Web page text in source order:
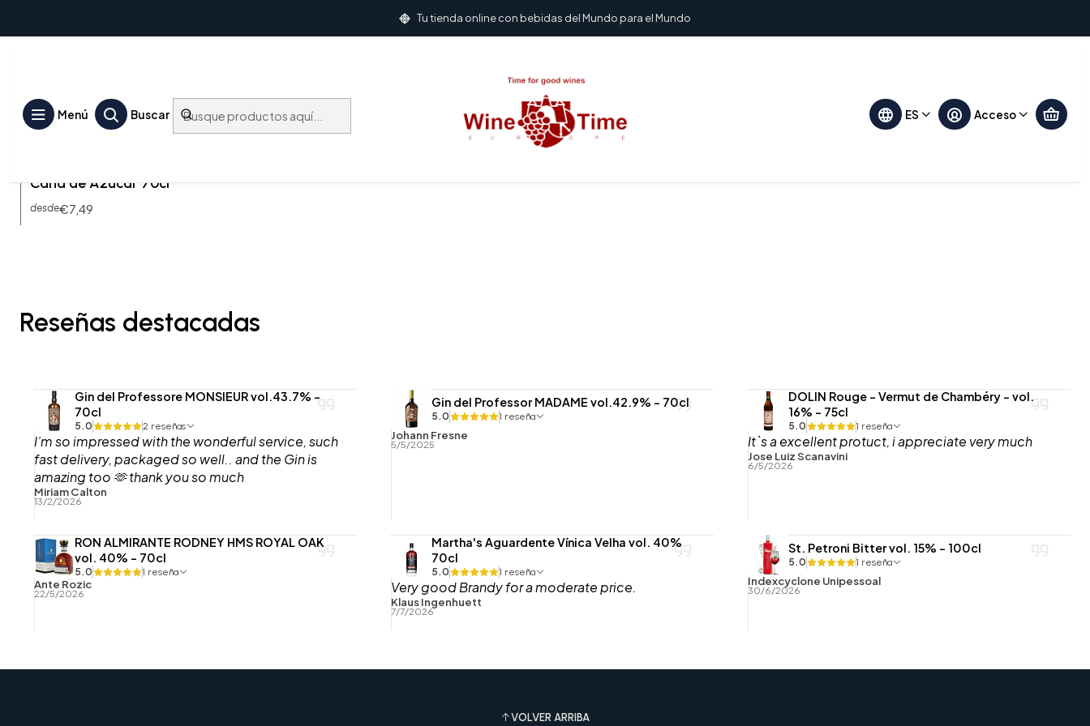
Menú Buscar ES Acceso
Tu tienda online con bebidas del Mundo para el Mundo
Inicio Jarabes
Caña de Azúcar 70cl
desde€7,49
Reseñas destacadas
Gin del Professore MONSIEUR vol.43.7% -
70cl
5.0 2 reseñas
I’m so impressed with the wonderful service, such
fast delivery, packaged so well.. and the Gin is
amazing too 🫶 thank you so much
Miriam Calton
13/2/2026
Gin del Professor MADAME vol.42.9% - 70cl
5.0 1 reseña
Johann Fresne
5/5/2025
DOLIN Rouge - Vermut de Chambéry - vol.
16% - 75cl
5.0 1 reseña
It`s a excellent protuct, i appreciate very much
Jose Luiz Scanavini
6/5/2026
RON ALMIRANTE RODNEY HMS ROYAL OAK
vol. 40% - 70cl
5.0 1 reseña
Ante Rozic
22/5/2026
Martha's Aguardente Vínica Velha vol. 40%
70cl
5.0 1 reseña
Very good Brandy for a moderate price.
Klaus Ingenhuett
7/7/2026
St. Petroni Bitter vol. 15% - 100cl
5.0 1 reseña
Indexcyclone Unipessoal
30/6/2026
VOLVER ARRIBA